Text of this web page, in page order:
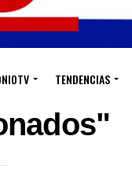
TENDENCIAS